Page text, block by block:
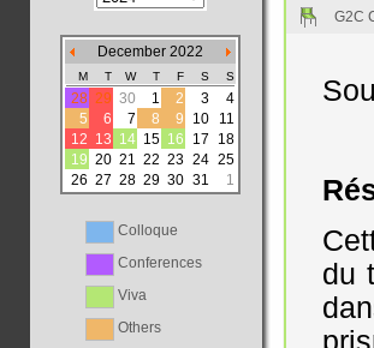
December 2022
M T W T F S S
28 29 30 1 2 3
4
5
6 7 8 9 10
11
12 13 14 15 16 17
18
19 20 21 22 23 24 25
26 27 28 29 30 31 1
Colloque
Conferences
Viva
Others
G2C
du